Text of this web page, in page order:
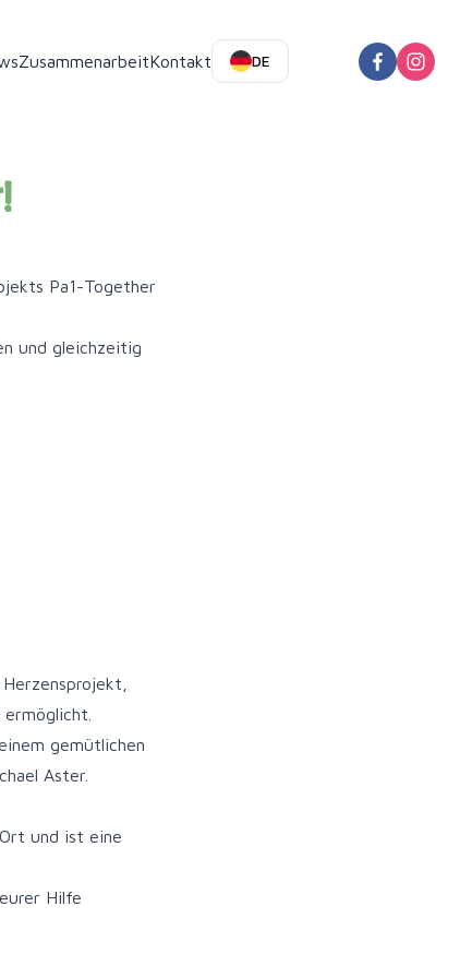
ZusammenarbeitKontakt DE
Pa1-Together
und gleichzeitig
gemütlichen
Aster.
und ist eine
Hilfe